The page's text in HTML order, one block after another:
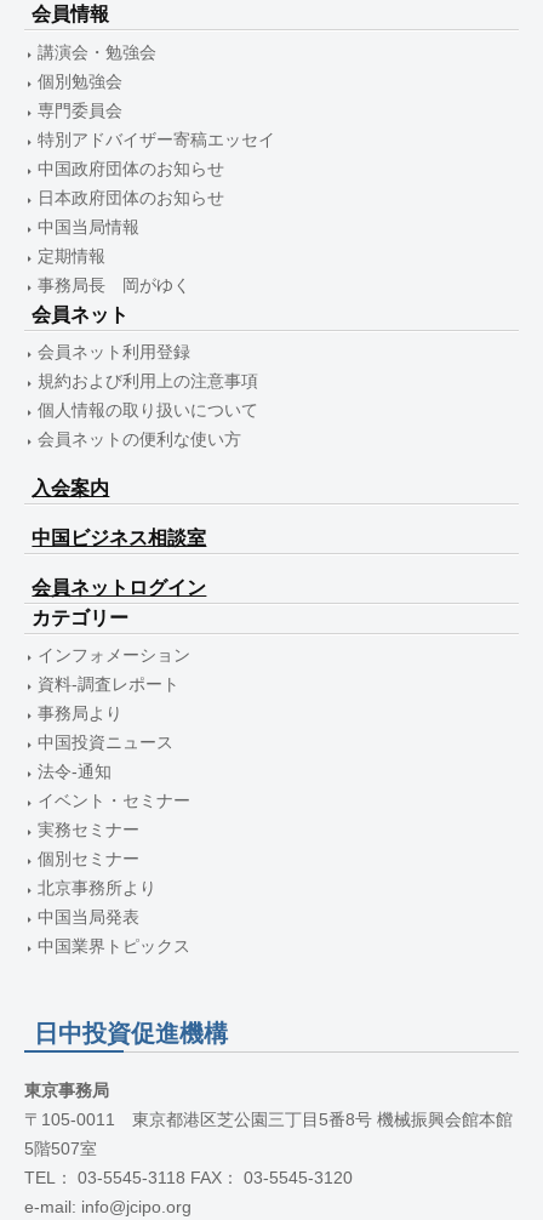
会員情報
講演会・勉強会
個別勉強会
専門委員会
特別アドバイザー寄稿エッセイ
中国政府団体のお知らせ
日本政府団体のお知らせ
中国当局情報
定期情報
事務局長 岡がゆく
会員ネット
会員ネット利用登録
規約および利用上の注意事項
個人情報の取り扱いについて
会員ネットの便利な使い方
入会案内
中国ビジネス相談室
会員ネットログイン
カテゴリー
インフォメーション
資料-調査レポート
事務局より
中国投資ニュース
法令-通知
イベント・セミナー
実務セミナー
個別セミナー
北京事務所より
中国当局発表
中国業界トピックス
日中投資促進機構
東京事務局
〒105-0011 東京都港区芝公園三丁目5番8号 機械振興会館本館
5階507室
TEL： 03-5545-3118 FAX： 03-5545-3120
e-mail: info@jcipo.org